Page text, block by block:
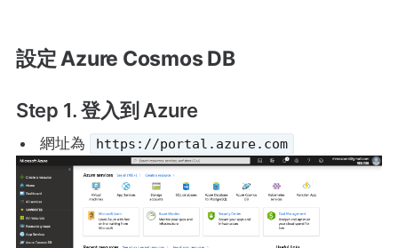
設定 Azure Cosmos DB
Step 1. 登入到 Azure
網址為 https://portal.azure.com